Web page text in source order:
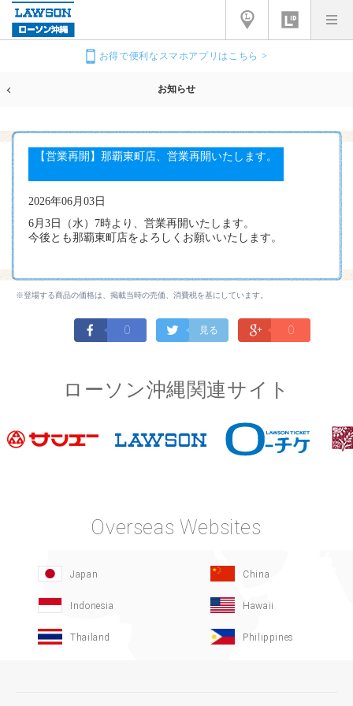
お得で便利なスマホアプリはこちら >
お知らせ
【営業再開】那覇東町店、営業再開いたします。
2026年06月03日
6月3日（水）7時より、営業再開いたします。
今後とも那覇東町店をよろしくお願いいたします。
※登場する商品の価格は、掲載当時の売価、消費税を基にしています。
0 見る 0
ローソン沖縄関連サイト
Overseas Websites
Japan China
Indonesia Hawaii
Thailand Philippines